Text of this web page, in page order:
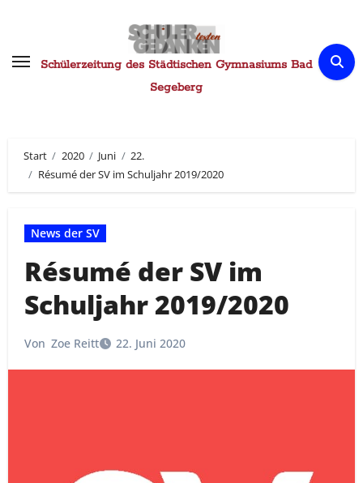
springenSchülerzeitung des Städtischen Gymnasiums Bad
Segeberg
Start 2020 Juni
22.
Résumé der SV im Schuljahr 2019/2020
News der SV
Résumé der SV im
Schuljahr 2019/2020
Von Zoe Reitt 22. Juni 2020